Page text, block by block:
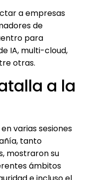
a empresas
de
para
IA, multi-cloud,
otras.
a la
varias sesiones
tanto
mostraron su
ámbitos